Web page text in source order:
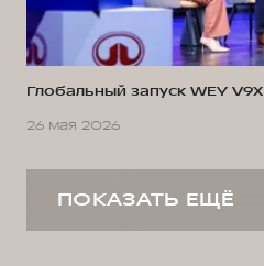
Глобальный запуск WEY V9X
26 мая 2026
ПОКАЗАТЬ ЕЩЁ